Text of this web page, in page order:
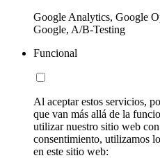
Google Analytics, Google
Google, A/B-Testing
Funcional
Al aceptar estos servicios,
que van más allá de la
utilizar nuestro sitio web
consentimiento, utilizamos
en este sitio web: